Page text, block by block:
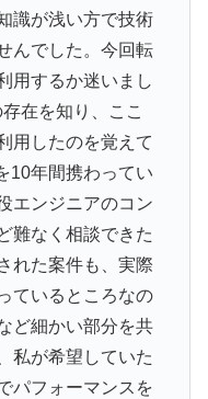
識が浅い方で技術
んでした。今回転
用するか迷いまし
在を知り、ここ
用したのを覚えて
10年間携わってい
エンジニアのコン
難なく相談できた
れた案件も、実際
ているところなの
ど細かい部分を共
私が希望していた
パフォーマンスを